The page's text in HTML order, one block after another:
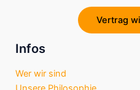
Vertrag
Infos
Wer wir sind